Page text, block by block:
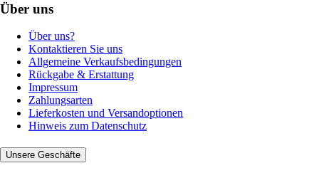
Über uns
Über uns?
Kontaktieren Sie uns
Allgemeine Verkaufsbedingungen
Rückgabe & Erstattung
Impressum
Zahlungsarten
Lieferkosten und Versandoptionen
Hinweis zum Datenschutz
Unsere Geschäfte